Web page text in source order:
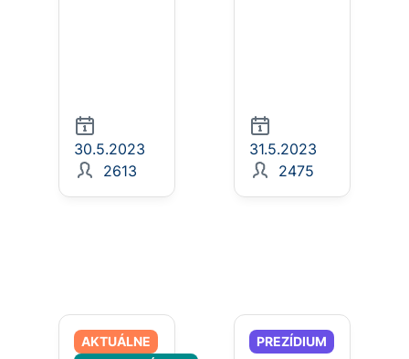
30.5.2023
2613
31.5.2023
2475
AKTUÁLNE
PREZÍDIUM